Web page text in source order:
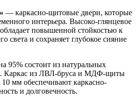
— каркасно-щитовые двери, которые
интерьера. Высоко-глянцевое
повышенной стойкостью к
света и сохраняет глубокое сияние
95% состоит из натуральных
Каркас из ЛВЛ-бруса и МДФ-щиты
мм обеспечивают каркасно-
и долговечность.